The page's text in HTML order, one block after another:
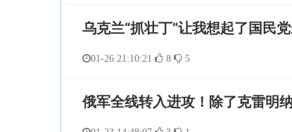
乌克兰“抓壮丁”让我想起了国民
01-26 21:10:21 8 5
俄军全线转入进攻！除了克雷明纳